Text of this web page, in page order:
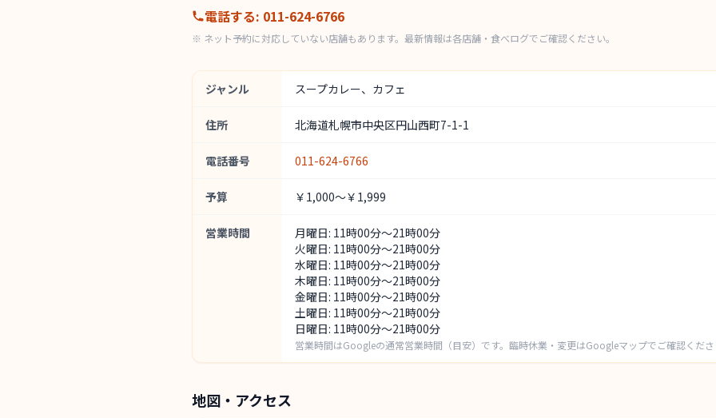
電話する: 011-624-6766
※ ネット予約に対応していない店舗もあります。最新情報は各店舗・食べログでご確認ください。
ジャンル スープカレー、カフェ
住所 北海道札幌市中央区円山西町7-1-1
電話番号 011-624-6766
予算 ￥1,000～￥1,999
営業時間
月曜日: 11時00分～21時00分
火曜日: 11時00分～21時00分
水曜日: 11時00分～21時00分
木曜日: 11時00分～21時00分
金曜日: 11時00分～21時00分
土曜日: 11時00分～21時00分
日曜日: 11時00分～21時00分
営業時間はGoogleの通常営業時間（目安）です。臨時休業・変更はGoogleマップでご確認くだ
地図・アクセス